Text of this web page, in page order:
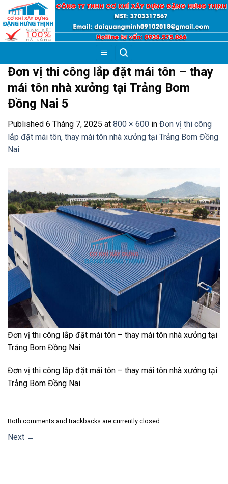
Skip
content
Đơn vị thi công lắp đặt mái tôn – thay
mái tôn nhà xưởng tại Trảng Bom
Đồng Nai 5
Published 6 Tháng 7, 2025 at 800 × 600 in Đơn vị thi công
lắp đặt mái tôn, thay mái tôn nhà xưởng tại Trảng Bom Đồng
Nai
Đơn vị thi công lắp đặt mái tôn – thay mái tôn nhà xưởng tại
Trảng Bom Đồng Nai
Đơn vị thi công lắp đặt mái tôn – thay mái tôn nhà xưởng tại
Trảng Bom Đồng Nai
Both comments and trackbacks are currently closed.
Next →